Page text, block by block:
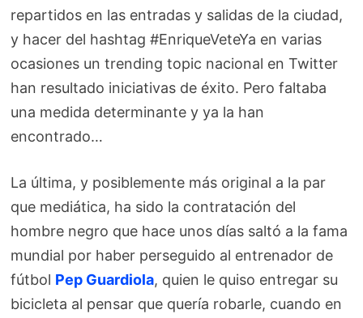
repartidos en las entradas y salidas de la ciudad,
y hacer del hashtag #EnriqueVeteYa en varias
ocasiones un trending topic nacional en Twitter
han resultado iniciativas de éxito. Pero faltaba
una medida determinante y ya la han
encontrado…
La última, y posiblemente más original a la par
que mediática, ha sido la contratación del
hombre negro que hace unos días saltó a la fama
mundial por haber perseguido al entrenador de
fútbol Pep Guardiola, quien le quiso entregar su
bicicleta al pensar que quería robarle, cuando en